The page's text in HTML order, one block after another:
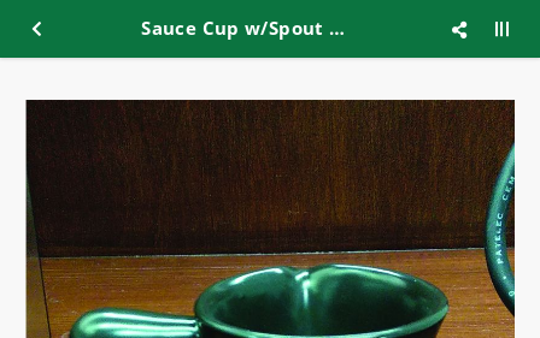
Sauce Cup w/Spout & Handle 3'' Black GYY-L1503-BK